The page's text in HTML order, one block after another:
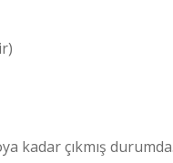
kadar çıkmış